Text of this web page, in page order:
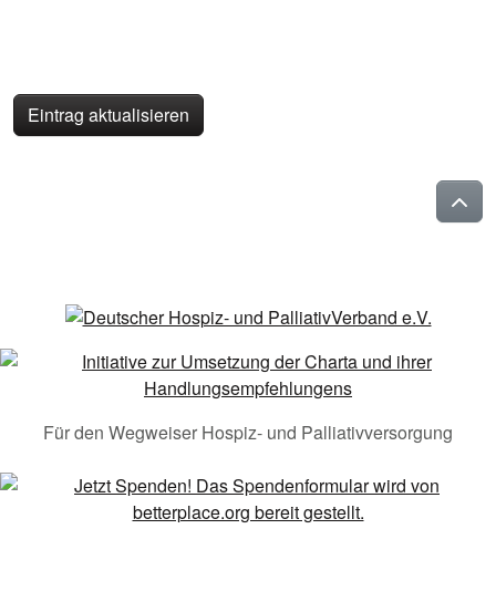
Eintrag aktualisieren
Für den Wegweiser Hospiz- und Palliativversorgung